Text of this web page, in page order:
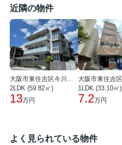
近隣の物件
大阪市東住吉区今川４丁目
2LDK (59.82㎡)
13万円
1LDK (33.10㎡)
7.2万円
よく見られている物件